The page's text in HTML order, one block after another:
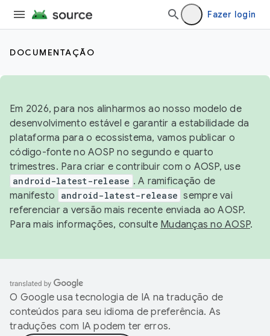
Fazer login
DOCUMENTAÇÃO
Em 2026, para nos alinharmos ao nosso modelo de
desenvolvimento estável e garantir a estabilidade da
plataforma para o ecossistema, vamos publicar o
código-fonte no AOSP no segundo e quarto
trimestres. Para criar e contribuir com o AOSP, use
android-latest-release . A ramificação de
manifesto
android-latest-release sempre vai
referenciar a versão mais recente enviada ao AOSP.
Para mais informações, consulte Mudanças no AOSP.
O Google usa tecnologia de IA na tradução de
conteúdos para seu idioma de preferência. As
traduções com IA podem ter erros.